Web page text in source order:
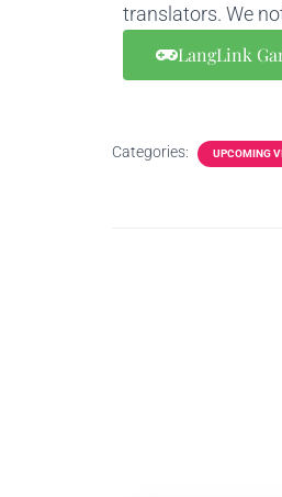
translators. We
LangLink
Categories: UPCOMING